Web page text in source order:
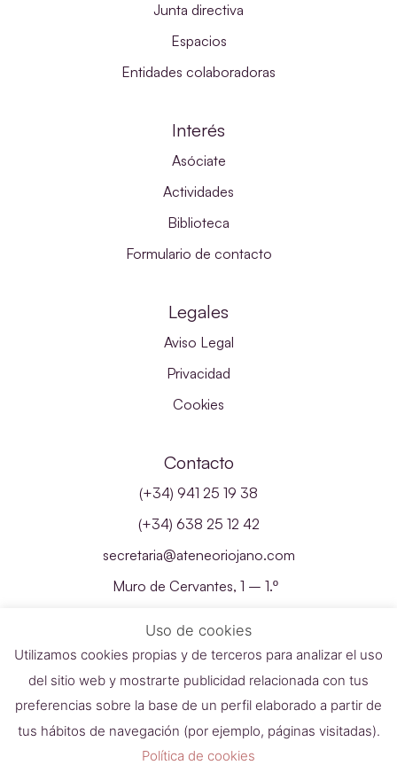
Junta directiva
Espacios
Entidades colaboradoras
Interés
Asóciate
Actividades
Biblioteca
Formulario de contacto
Legales
Aviso Legal
Privacidad
Cookies
Contacto
(+34) 941 25 19 38
(+34) 638 25 12 42
secretaria@ateneoriojano.com
Muro de Cervantes, 1 – 1.º
Uso de cookies
Utilizamos cookies propias y de terceros para analizar el uso
del sitio web y mostrarte publicidad relacionada con tus
preferencias sobre la base de un perfil elaborado a partir de
tus hábitos de navegación (por ejemplo, páginas visitadas).
Política de cookies